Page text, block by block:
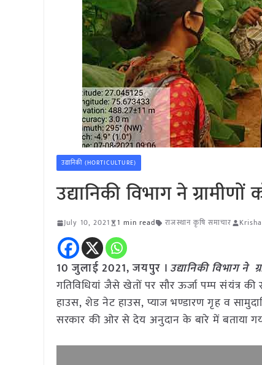
उद्यानिकी (HORTICULTURE)
उद्यानिकी विभाग ने
July 10, 2021 1 min read राजस्थान कृषि समाचार
10 जुलाई 2021, जयपुर । उद्यानिकी विभाग ने
गतिविधियां जैसे खेतों पर सौर ऊर्जा पम्प संयंत्र की
हाउस, शेड नेट हाउस, प्याज भण्डारण गृह व
सरकार की ओर से देय अनुदान के बारे में बताया